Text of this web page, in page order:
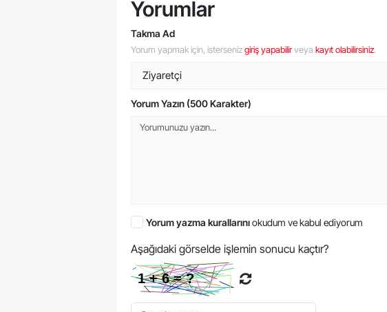
Yorumlar
Takma Ad
Yorum yapmak için, istersenizgiriş yapabilirveya kayıt olabilirsiniz.
Yorum Yazın (500 Karakter)
Yorum yazma kurallarınıokudum ve kabul ediyorum
Aşağıdaki görselde işlemin sonucu kaçtır?